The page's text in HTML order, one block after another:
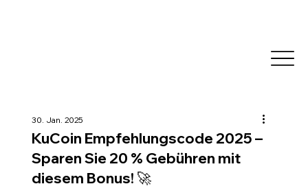
KuCoin Empfehlungscode 2025 –
Sparen Sie 20 % Gebühren mit
diesem Bonus! 🚀
30. Jan. 2025